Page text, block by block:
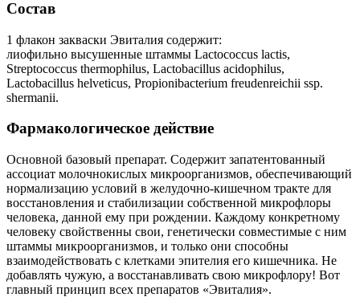
Состав
1 флакон закваски Эвиталия содержит:
лиофильно высушенные штаммы Lactococcus lactis,
Streptococcus thermоphilus, Lactobacillus acidophilus,
Lactobacillus helveticus, Propionibacterium freudenreichii ssp.
shermanii.
Фармакологическое действие
Основной базовый препарат. Содержит запатентованный
ассоциат молочнокислых микроорганизмов, обеспечивающий
нормализацию условий в желудочно-кишечном тракте для
восстановления и стабилизации собственной микрофлоры
человека, данной ему при рождении. Каждому конкретному
человеку свойственны свои, генетически совместимые с ним
штаммы микроорганизмов, и только они способны
взаимодействовать с клетками эпителия его кишечника. Не
добавлять чужую, а восстанавливать свою микрофлору! Вот
главный принцип всех препаратов «Эвиталия».